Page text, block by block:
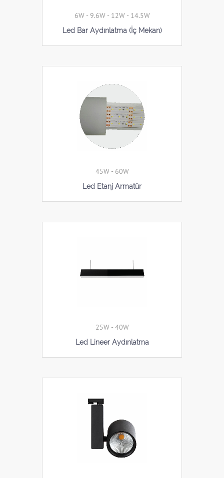
6W - 9.6W - 12W - 14.5W
Led Bar Aydınlatma (İç Mekan)
45W - 60W
Led Etanj Armatür
25W - 40W
Led Lineer Aydınlatma